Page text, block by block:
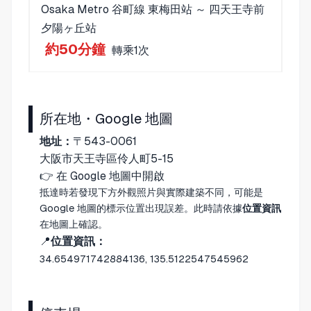
Osaka Metro 谷町線 東梅田站 ～ 四天王寺前
夕陽ヶ丘站
約50分鐘 轉乘1次
所在地・Google 地圖
地址： 〒543-0061
大阪市天王寺區伶人町5-15
👉 在 Google 地圖中開啟
抵達時若發現下方外觀照片與實際建築不同，可能是
Google 地圖的標示位置出現誤差。此時請依據位置資訊
在地圖上確認。
📍位置資訊：
34.654971742884136, 135.5122547545962